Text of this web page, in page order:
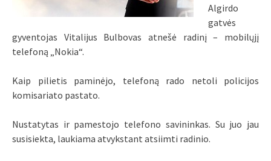
Algirdo
gatvės
gyventojas Vitalijus Bulbovas atnešė radinį – mobilųjį
telefoną „Nokia“.
Kaip pilietis paminėjo, telefoną rado netoli policijos
komisariato pastato.
Nustatytas ir pamestojo telefono savininkas. Su juo jau
susisiekta, laukiama atvykstant atsiimti radinio.